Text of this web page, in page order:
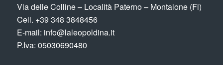
Via delle Colline – Località Paterno – Montaione (Fi)
Cell. +39 348 3848456
E-mail: info@laleopoldina.it
P.Iva: 05030690480